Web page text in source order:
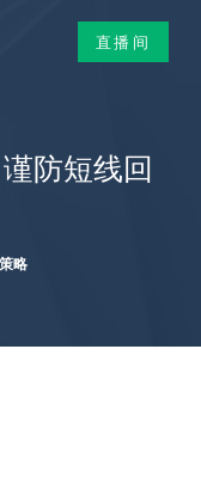
直播间
防短线回
略